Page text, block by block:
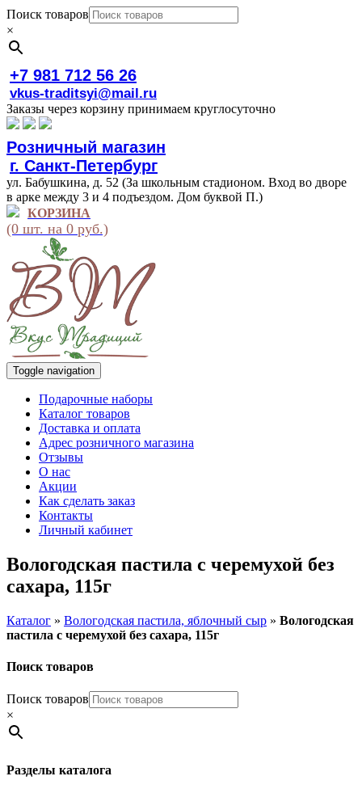
Поиск товаров
×
+7 981 712 56 26
vkus-traditsyi@mail.ru
Заказы через корзину принимаем круглосуточно
Розничный магазин
г. Санкт-Петербург
ул. Бабушкина, д. 52 (За школьным стадионом. Вход во дворе
в арке между 3 и 4 подъездом. Дом буквой П.)
КОРЗИНА
(0 шт. на 0 руб.)
Toggle navigation
Подарочные наборы
Каталог товаров
Доставка и оплата
Адрес розничного магазина
Отзывы
О нас
Акции
Как сделать заказ
Контакты
Личный кабинет
Вологодская пастила с черемухой без
сахара, 115г
Каталог » Вологодская пастила, яблочный сыр » Вологодская
пастила с черемухой без сахара, 115г
Поиск товаров
Поиск товаров
×
Разделы каталога